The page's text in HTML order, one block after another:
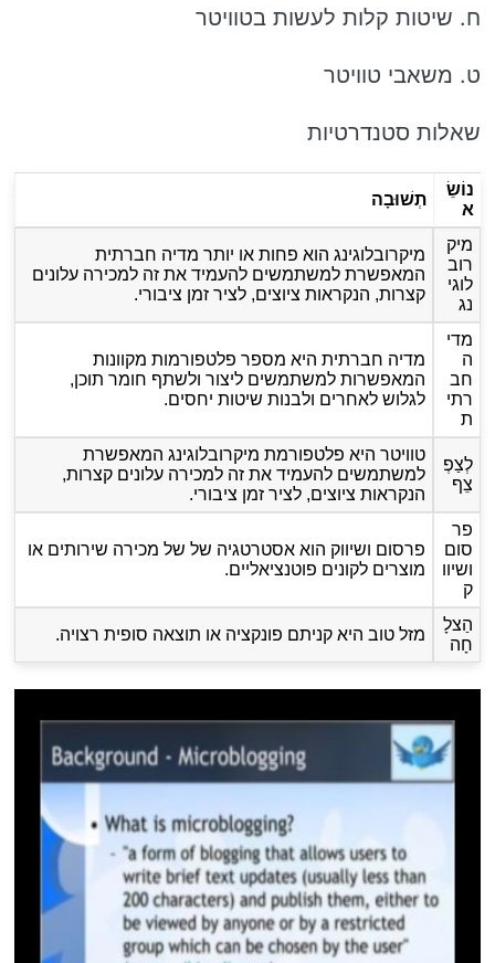
ח. שיטות קלות לעשות בטוויטר
ט. משאבי טוויטר
שאלות סטנדרטיות
נוֹשֵׂ
א
תְשׁוּבָה
מיק
רוב
לוגי
נג
מיקרובלוגינג הוא פחות או יותר מדיה חברתית
המאפשרת למשתמשים להעמיד את זה למכירה עלונים
קצרות, הנקראות ציוצים, לציר זמן ציבורי.
מדי
ה
חב
רתי
ת
מדיה חברתית היא מספר פלטפורמות מקוונות
המאפשרות למשתמשים ליצור ולשתף חומר תוכן,
לגלוש לאחרים ולבנות שיטות יחסים.
לְצַפְ
צֵף
טוויטר היא פלטפורמת מיקרובלוגינג המאפשרת
למשתמשים להעמיד את זה למכירה עלונים קצרות,
הנקראות ציוצים, לציר זמן ציבורי.
פר
סום
ושיוו
ק
פרסום ושיווק הוא אסטרטגיה של של מכירה שירותים או
מוצרים לקונים פוטנציאליים.
הַצלָ
חָה
מזל טוב היא קניתם פונקציה או תוצאה סופית רצויה.